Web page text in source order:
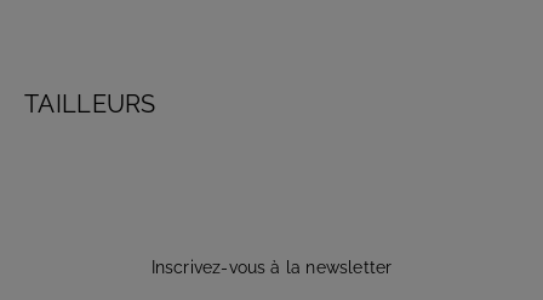
TAILLEURS
Inscrivez-vous à la newsletter